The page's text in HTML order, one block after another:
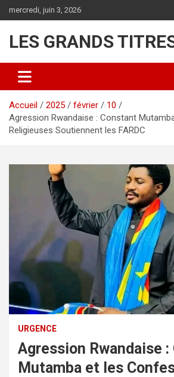
au
mercredi, juin 3, 2026
LES GRANDS
Accueil 2025 février
10
Agression Rwandaise : Constant
Religieuses Soutiennent les FARDC
URGENCE
Agression Rwandaise
Mutamba et les